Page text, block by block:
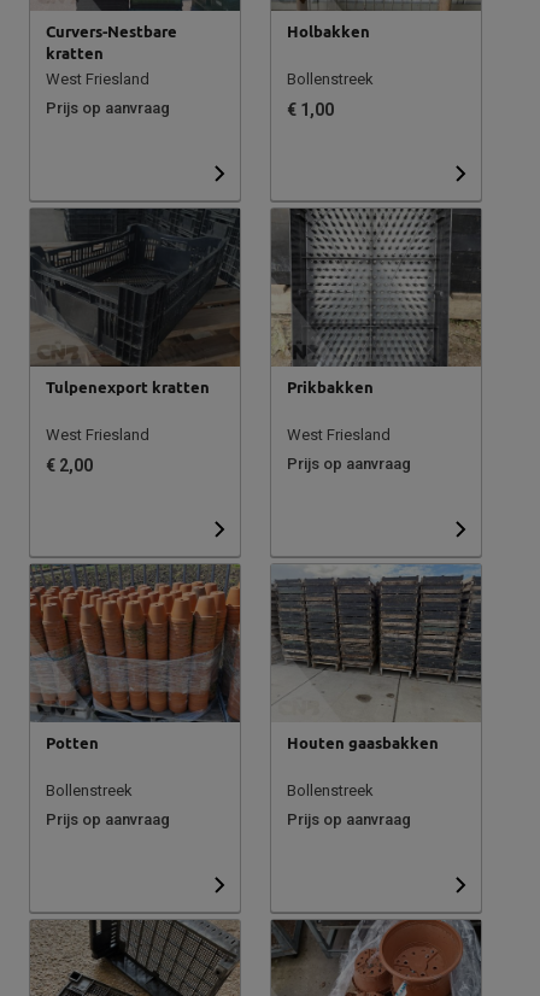
Curvers-Nestbare
kratten
West Friesland
Prijs op aanvraag
Holbakken
Bollenstreek
€ 1,00
Tulpenexport kratten
West Friesland
€ 2,00
Prikbakken
West Friesland
Prijs op aanvraag
Potten
Bollenstreek
Prijs op aanvraag
Houten gaasbakken
Bollenstreek
Prijs op aanvraag